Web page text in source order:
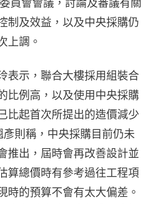
制及效益，以及中央採購仍
上調。
表示，聯合大樓採用組裝合
比例高，以及使用中央採購
比起首次所提出的造價減少
則稱，中央採購目前仍未
推出，屆時會再改善設計並
算總價時有參考過往工程項
時的預算不會有太大偏差。